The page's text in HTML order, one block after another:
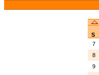
S
7
8
9